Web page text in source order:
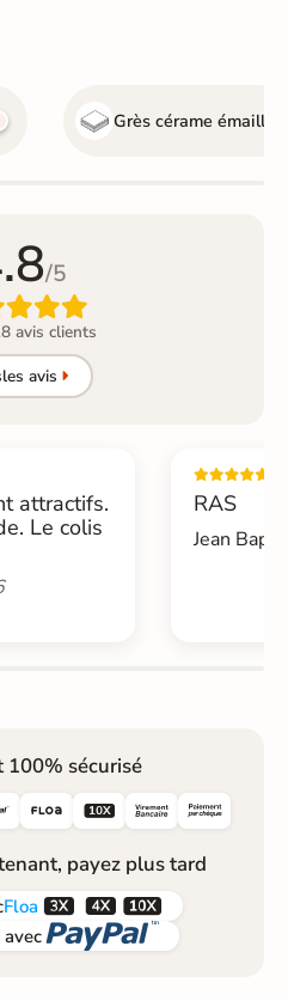
Grès cérame émaillé
/5
avis clients
les avis
attractifs.
Le colis
RAS
Jean
100% sécurisé
 
payez plus tard
Floa  
